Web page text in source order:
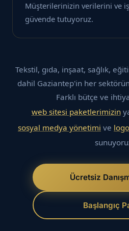
Müşterilerinizin verilerini ve
güvende tutuyoruz.
Tekstil, gıda, inşaat, sağlık,
dahil Gaziantep'in her
Farklı bütçe ve
web sitesi paketlerimizin
sosyal medya yönetimi ve
Ücretsiz
Başlangıç